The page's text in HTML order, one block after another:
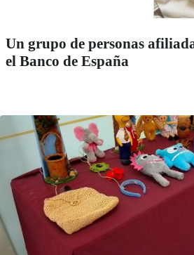
Un grupo de personas
el Banco de España